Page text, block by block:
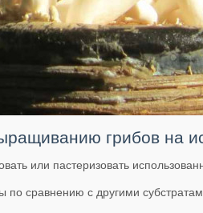
грибов на
или пастеризовать
по сравнению с другими